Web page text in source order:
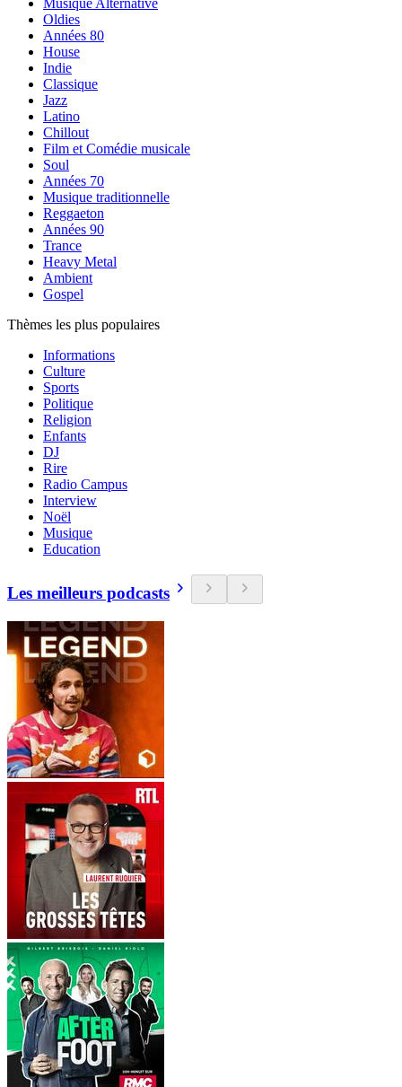
Musique Alternative
Oldies
Années 80
House
Indie
Classique
Jazz
Latino
Chillout
Film et Comédie musicale
Soul
Années 70
Musique traditionnelle
Reggaeton
Années 90
Trance
Heavy Metal
Ambient
Gospel
Thèmes les plus populaires
Informations
Culture
Sports
Politique
Religion
Enfants
DJ
Rire
Radio Campus
Interview
Noël
Musique
Education
Les meilleurs podcasts